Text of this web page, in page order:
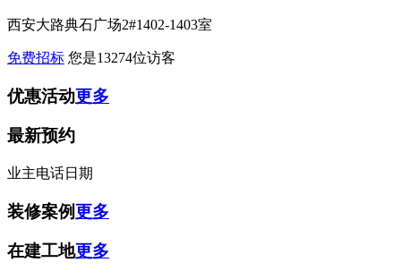
西安大路典石广场2#1402-1403室
免费招标 您是13274位访客
优惠活动更多
最新预约
业主电话日期
装修案例更多
在建工地更多